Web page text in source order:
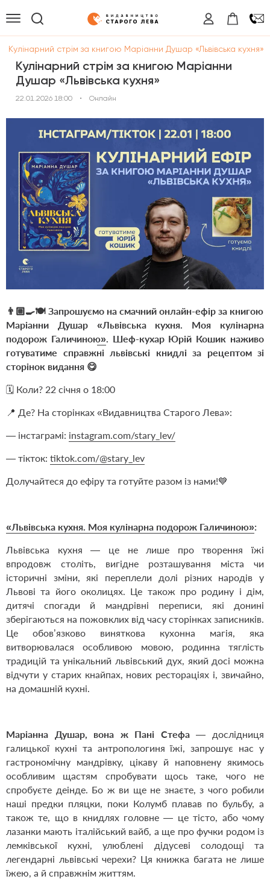
Кулінарний стрім за книгою Маріанни Душар «Львівська кухня»
Кулінарний стрім за книгою Маріанни
Душар «Львівська кухня»
22.01.2026 18:00 • Онлайн
👨🏼‍🍳🍽 Запрошуємо на смачний онлайн-ефір за книгою
Маріанни Душар «Львівська кухня. Моя кулінарна
подорож Галичиною». Шеф-кухар Юрій Кошик наживо
готуватиме справжні львівські книдлі за рецептом зі
сторінок видання 😋
🗓 Коли? 22 січня о 18:00
📍 Де? На сторінках «Видавництва Старого Лева»:
— інстаграмі: instagram.com/stary_lev/
— тікток: tiktok.com/@stary_lev
Долучайтеся до ефіру та готуйте разом із нами!💙
«Львівська кухня. Моя кулінарна подорож Галичиною»:
Львівська кухня — це не лише про творення їжі
впродовж століть, вигідне розташування міста чи
історичні зміни, які переплели долі різних народів у
Львові та його околицях. Це також про родину і дім,
дитячі спогади й мандрівні переписи, які донині
зберігаються на пожовклих від часу сторінках записників.
Це обов’язково виняткова кухонна магія, яка
витворювалася особливою мовою, родинна тяглість
традицій та унікальний львівський дух, який досі можна
відчути у старих кнайпах, нових рестораціях і, звичайно,
на домашній кухні.
Маріанна Душар, вона ж Пані Стефа— дослідниця
галицької кухні та антропологиня їжі, запрошує нас у
гастрономічну мандрівку, цікаву й наповнену якимось
особливим щастям спробувати щось таке, чого не
спробуєте деінде. Бо ж ви ще не знаєте, з чого робили
наші предки пляцки, поки Колумб плавав по бульбу, а
також те, що в книдлях головне — це тісто, або чому
лазанки мають італійський вайб, а ще про фучки родом із
лемківської кухні, улюблені дідусеві солодощі та
легендарні львівські черехи? Ця книжка багата не лише
їжею, а й справжнім життям.